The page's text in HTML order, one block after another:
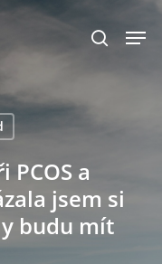
PCOS a
jsem si
budu mít